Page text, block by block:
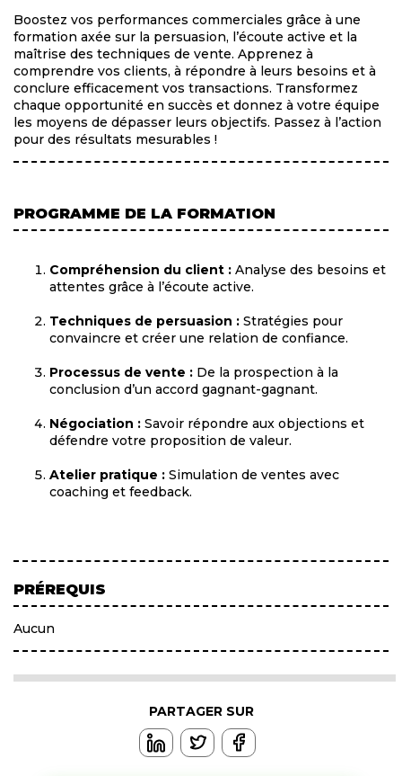
Boostez vos performances commerciales grâce à une
formation axée sur la persuasion, l’écoute active et la
maîtrise des techniques de vente. Apprenez à
comprendre vos clients, à répondre à leurs besoins et à
conclure efficacement vos transactions. Transformez
chaque opportunité en succès et donnez à votre équipe
les moyens de dépasser leurs objectifs. Passez à l’action
pour des résultats mesurables !
PROGRAMME DE LA FORMATION
Compréhension du client : Analyse des besoins et
attentes grâce à l’écoute active.
Techniques de persuasion : Stratégies pour
convaincre et créer une relation de confiance.
Processus de vente : De la prospection à la
conclusion d’un accord gagnant-gagnant.
Négociation : Savoir répondre aux objections et
défendre votre proposition de valeur.
Atelier pratique : Simulation de ventes avec
coaching et feedback.
PRÉREQUIS
Aucun
PARTAGER SUR